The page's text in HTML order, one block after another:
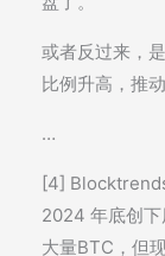
或者反过来，
比例升高，推
…
[4]
2024 年底创下
大量BTC，但